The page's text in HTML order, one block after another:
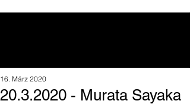
20.3.2020 - Murata Sayaka
16. März 2020